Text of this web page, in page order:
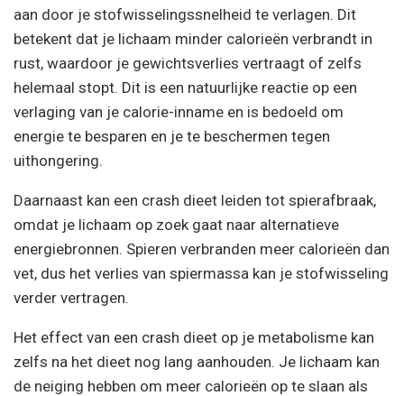
aan door je stofwisselingssnelheid te verlagen. Dit
betekent dat je lichaam minder calorieën verbrandt in
rust, waardoor je gewichtsverlies vertraagt ​​of zelfs
helemaal stopt. Dit is een natuurlijke reactie op een
verlaging van je calorie-inname en is bedoeld om
energie te besparen en je te beschermen tegen
uithongering.
Daarnaast kan een crash dieet leiden tot spierafbraak,
omdat je lichaam op zoek gaat naar alternatieve
energiebronnen. Spieren verbranden meer calorieën dan
vet, dus het verlies van spiermassa kan je stofwisseling
verder vertragen.
Het effect van een crash dieet op je metabolisme kan
zelfs na het dieet nog lang aanhouden. Je lichaam kan
de neiging hebben om meer calorieën op te slaan als